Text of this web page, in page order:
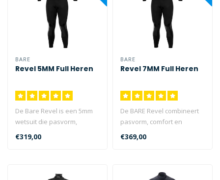
BARE
Revel 5MM Full Heren
De Bare Revel is een 5mm
wetsuit die pasvorm,
comfort en flexibiliteit
combineer..
€319,00
BARE
Revel 7MM Full Heren
De BARE Revel combineert
pasvorm, comfort en
flexibiliteit voor uitstekende
€369,00